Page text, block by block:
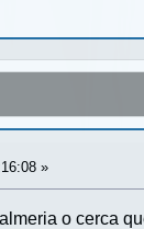
»
o cerca